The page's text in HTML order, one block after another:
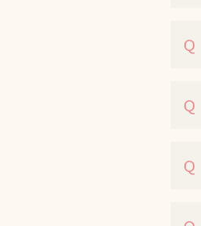
Q
Q
Q